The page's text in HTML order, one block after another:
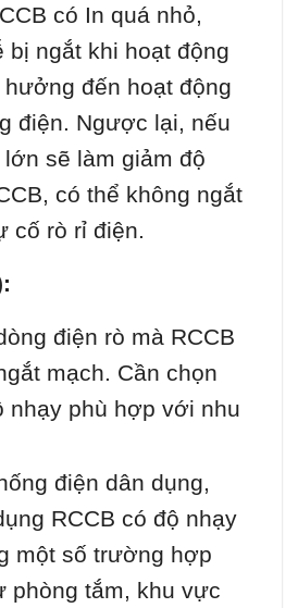
có In quá nhỏ,
bị ngắt khi hoạt động
đến hoạt động
điện. Ngược lại, nếu
sẽ làm giảm độ
có thể không ngắt
cố rò rỉ điện.
điện rò mà RCCB
mạch. Cần chọn
nhạy phù hợp với nhu
điện dân dụng,
RCCB có độ nhạy
một số trường hợp
phòng tắm, khu vực